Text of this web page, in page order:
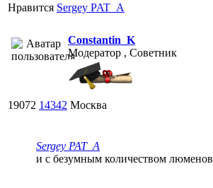
Нравится Sergey PAT_A
Constantin_K
Модератор , Советник
19072 14342 Москва
Sergey PAT_A
и с безумным количеством люменов